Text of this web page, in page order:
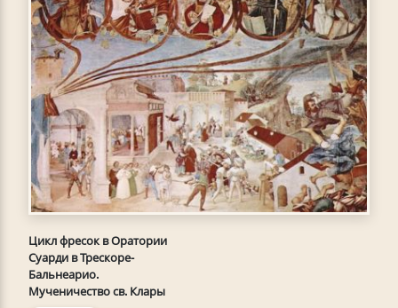
Цикл фресок в Оратории
Суарди в Трескоре-
Бальнеарио.
Мученичество св. Клары